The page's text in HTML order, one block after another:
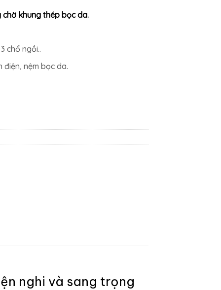
là:
5.771.700₫.
chờ khung thép bọc da.
chổ ngồi..
điện, nệm bọc da.
nghi và sang trọng